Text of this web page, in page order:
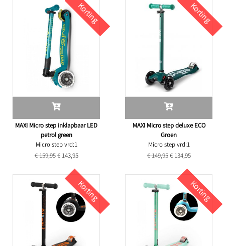
Korting
MAXI Micro step inklapbaar LED
petrol green
Micro step vrd:1
€ 159,95€ 143,95
Korting
MAXI Micro step deluxe ECO
Groen
Micro step vrd:1
€ 149,95€ 134,95
Korting Korting